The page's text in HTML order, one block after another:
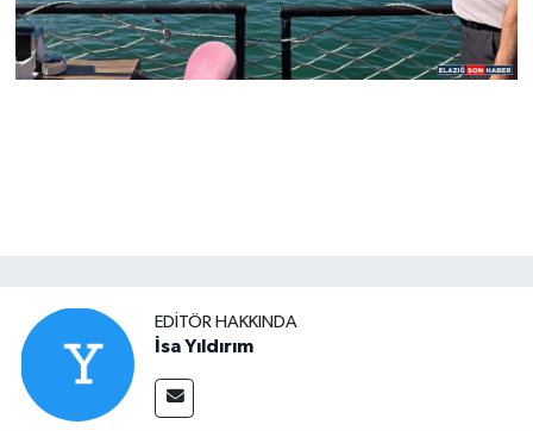
EDITÖR HAKKINDA
İsa Yıldırım